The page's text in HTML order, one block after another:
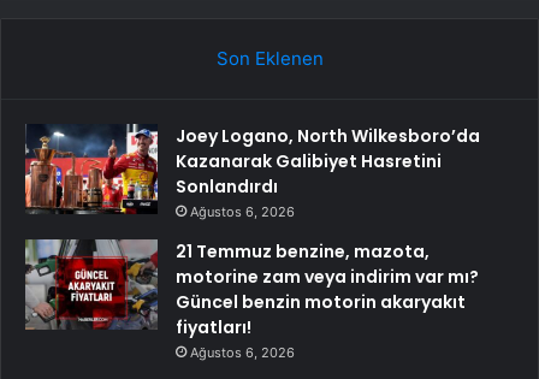
Son Eklenen
Joey Logano, North Wilkesboro’da
Kazanarak Galibiyet Hasretini
Sonlandırdı
Ağustos 6, 2026
21 Temmuz benzine, mazota,
motorine zam veya indirim var mı?
Güncel benzin motorin akaryakıt
fiyatları!
Ağustos 6, 2026